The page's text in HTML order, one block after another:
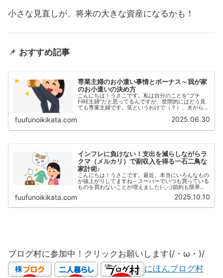
小さな見直しが、将来の大きな資産になるかも！
📌 おすすめ記事
専業主婦のお小遣い事情とボーナス～我が家
のお小遣いの決め方
こんにちは！うさこです。私は自分のことを“プチ
FIRE主婦”だと思ってるんですが、世間的にはどう見
ても専業主婦です。笑というわけで（？）、夫からあ
てるならお小遣いなんていらないんじゃ？」なんて...
fuufunoikikata.com 2025.06.30
インフレに負けない！支出を減らしながらラ
クマ（メルカリ）で副収入を得る一石二鳥な
家計術♪
こんにちは！うさこです。最近、本当にいろんなもの
が値上がりしてますね～スーパーでいつも買っている
ものを買わないことが増えました(-_-;)節約も限界を
感じる今日このごろなので、私はなるべく無駄を減ら
しつつも家の中からお金を生み出すように意識...
fuufunoikikata.com 2025.10.10
ブログ村に参加中！クリックお願いします(/・ω・)/
にほんブログ村